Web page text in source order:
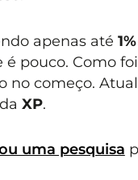
apenas até
pouco. Como
no começo.
XP.
uma pesquisa